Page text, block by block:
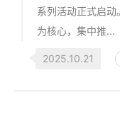
系列活动正式启动
为核心，集中推...
2025.10.21